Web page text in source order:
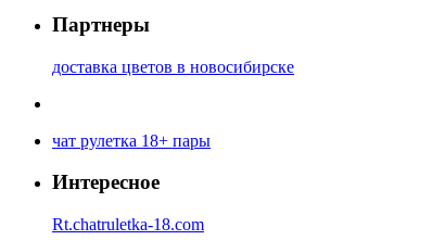
Партнеры
доставка цветов в новосибирске
чат рулетка 18+ пары
Интересное
Rt.chatruletka-18.com